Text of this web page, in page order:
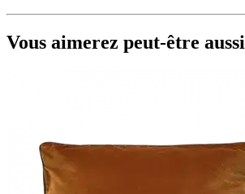
Vous aimerez peut-être aussi